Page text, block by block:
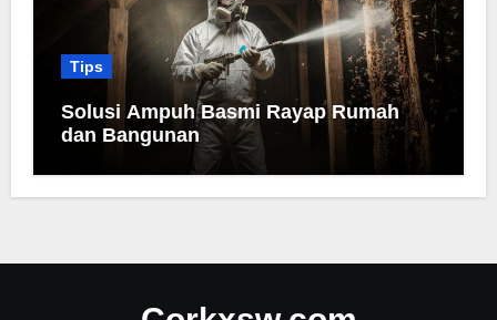
Tips
Solusi Ampuh Basmi Rayap Rumah
dan Bangunan